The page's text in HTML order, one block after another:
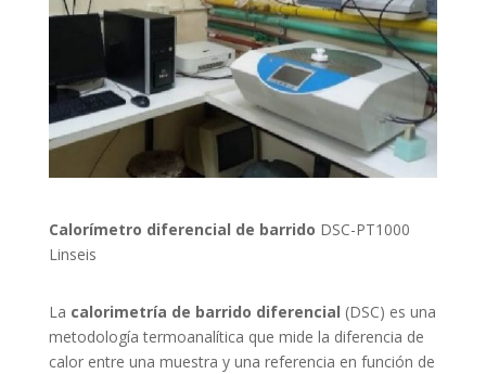
Calorímetro diferencial de barrido DSC-PT1000
Linseis
La calorimetría de barrido diferencial (DSC) es una
metodología termoanalítica que mide la diferencia de
calor entre una muestra y una referencia en función de